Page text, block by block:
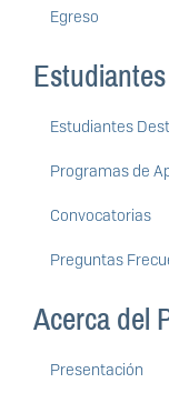
Egreso
Estudiantes
Estudiantes
Programas de
Convocatorias
Preguntas
Acerca del
Presentación